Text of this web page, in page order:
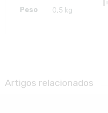
Peso 0,5 kg
Artigos relacionados